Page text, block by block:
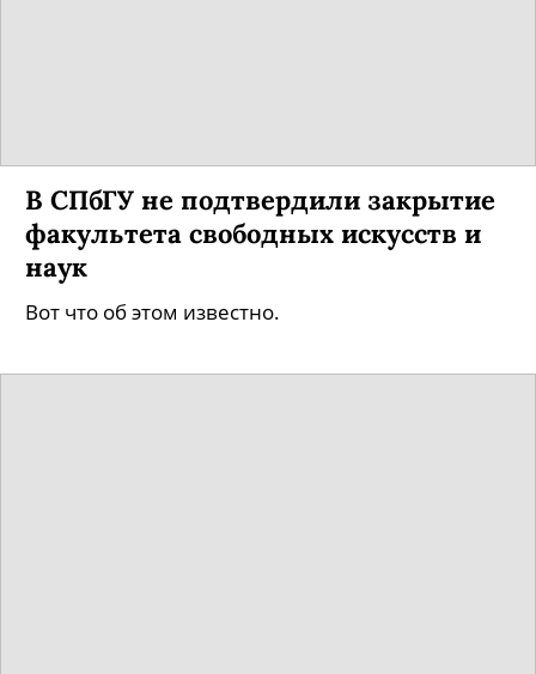
В СПбГУ не подтвердили закрытие
факультета свободных искусств и
наук
Вот что об этом известно.